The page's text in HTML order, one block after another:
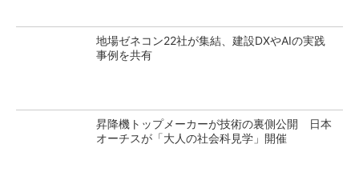
地場ゼネコン22社が集結、建設DXやAIの実践
事例を共有
昇降機トップメーカーが技術の裏側公開 日本
オーチスが「大人の社会科見学」開催